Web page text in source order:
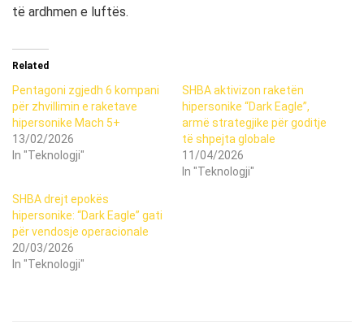
të ardhmen e luftës.
Related
Pentagoni zgjedh 6 kompani
për zhvillimin e raketave
hipersonike Mach 5+
13/02/2026
In "Teknologji"
SHBA aktivizon raketën
hipersonike “Dark Eagle”,
armë strategjike për goditje
të shpejta globale
11/04/2026
In "Teknologji"
SHBA drejt epokës
hipersonike: “Dark Eagle” gati
për vendosje operacionale
20/03/2026
In "Teknologji"